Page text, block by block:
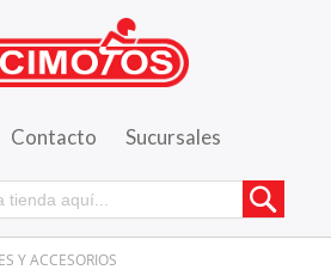
Contacto Sucursales
Y ACCESORIOS